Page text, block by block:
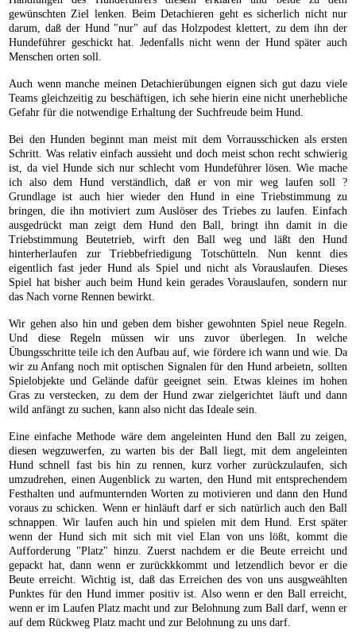
gewünschten Ziel lenken. Beim Detachieren geht es sicherlich nicht nur
darum, daß der Hund "nur" auf das Holzpodest klettert, zu dem ihn der
Hundeführer geschickt hat. Jedenfalls nicht wenn der Hund später auch
Menschen orten soll.
Auch wenn manche meinen Detachierübungen eignen sich gut dazu viele
Teams gleichzeitig zu beschäftigen, ich sehe hierin eine nicht unerhebliche
Gefahr für die notwendige Erhaltung der Suchfreude beim Hund.
Bei den Hunden beginnt man meist mit dem Vorrausschicken als ersten
Schritt. Was relativ einfach aussieht und doch meist schon recht schwierig
ist, da viel Hunde sich nur schlecht vom Hundeführer lösen. Wie mache
ich also dem Hund verständlich, daß er von mir weg laufen soll ?
Grundlage ist auch hier wieder den Hund in eine Triebstimmung zu
bringen, die ihn motiviert zum Auslöser des Triebes zu laufen. Einfach
ausgedrückt man zeigt dem Hund den Ball, bringt ihn damit in die
Triebstimmung Beutetrieb, wirft den Ball weg und läßt den Hund
hinterherlaufen zur Triebbefriedigung Totschütteln. Nun kennt dies
eigentlich fast jeder Hund als Spiel und nicht als Vorauslaufen. Dieses
Spiel hat bisher auch beim Hund kein gerades Vorauslaufen, sondern nur
das Nach vorne Rennen bewirkt.
Wir gehen also hin und geben dem bisher gewohnten Spiel neue Regeln.
Und diese Regeln müssen wir uns zuvor überlegen. In welche
Übungsschritte teile ich den Aufbau auf, wie fördere ich wann und wie. Da
wir zu Anfang noch mit optischen Signalen für den Hund arbeietn, sollten
Spielobjekte und Gelände dafür geeignet sein. Etwas kleines im hohen
Gras zu verstecken, zu dem der Hund zwar zielgerichtet läuft und dann
wild anfängt zu suchen, kann also nicht das Ideale sein.
Eine einfache Methode wäre dem angeleinten Hund den Ball zu zeigen,
diesen wegzuwerfen, zu warten bis der Ball liegt, mit dem angeleinten
Hund schnell fast bis hin zu rennen, kurz vorher zurückzulaufen, sich
umzudrehen, einen Augenblick zu warten, den Hund mit entsprechendem
Festhalten und aufmunternden Worten zu motivieren und dann den Hund
voraus zu schicken. Wenn er hinläuft darf er sich natürlich auch den Ball
schnappen. Wir laufen auch hin und spielen mit dem Hund. Erst später
wenn der Hund sich mit sich mit viel Elan von uns lößt, kommt die
Aufforderung "Platz" hinzu. Zuerst nachdem er die Beute erreicht und
gepackt hat, dann wenn er zurückkkommt und letzendlich bevor er die
Beute erreicht. Wichtig ist, daß das Erreichen des von uns ausgweählten
Punktes für den Hund immer positiv ist. Also wenn er den Ball erreicht,
wenn er im Laufen Platz macht und zur Belohnung zum Ball darf, wenn er
auf dem Rückweg Platz macht und zur Belohnung zu uns darf.